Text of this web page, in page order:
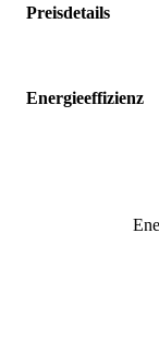
Preisdetails
Energieeffizienz